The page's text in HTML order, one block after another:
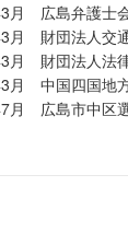
月 広島弁護士
月 財団法人交
月 財団法人法
月 中国四国地
月 広島市中区